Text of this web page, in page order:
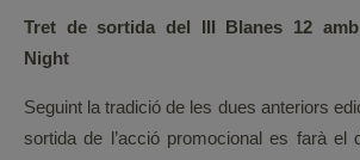
Tret de sortida del III Blanes 12
Night
Seguint la tradició de les dues anteriors
sortida de l’acció promocional es farà el